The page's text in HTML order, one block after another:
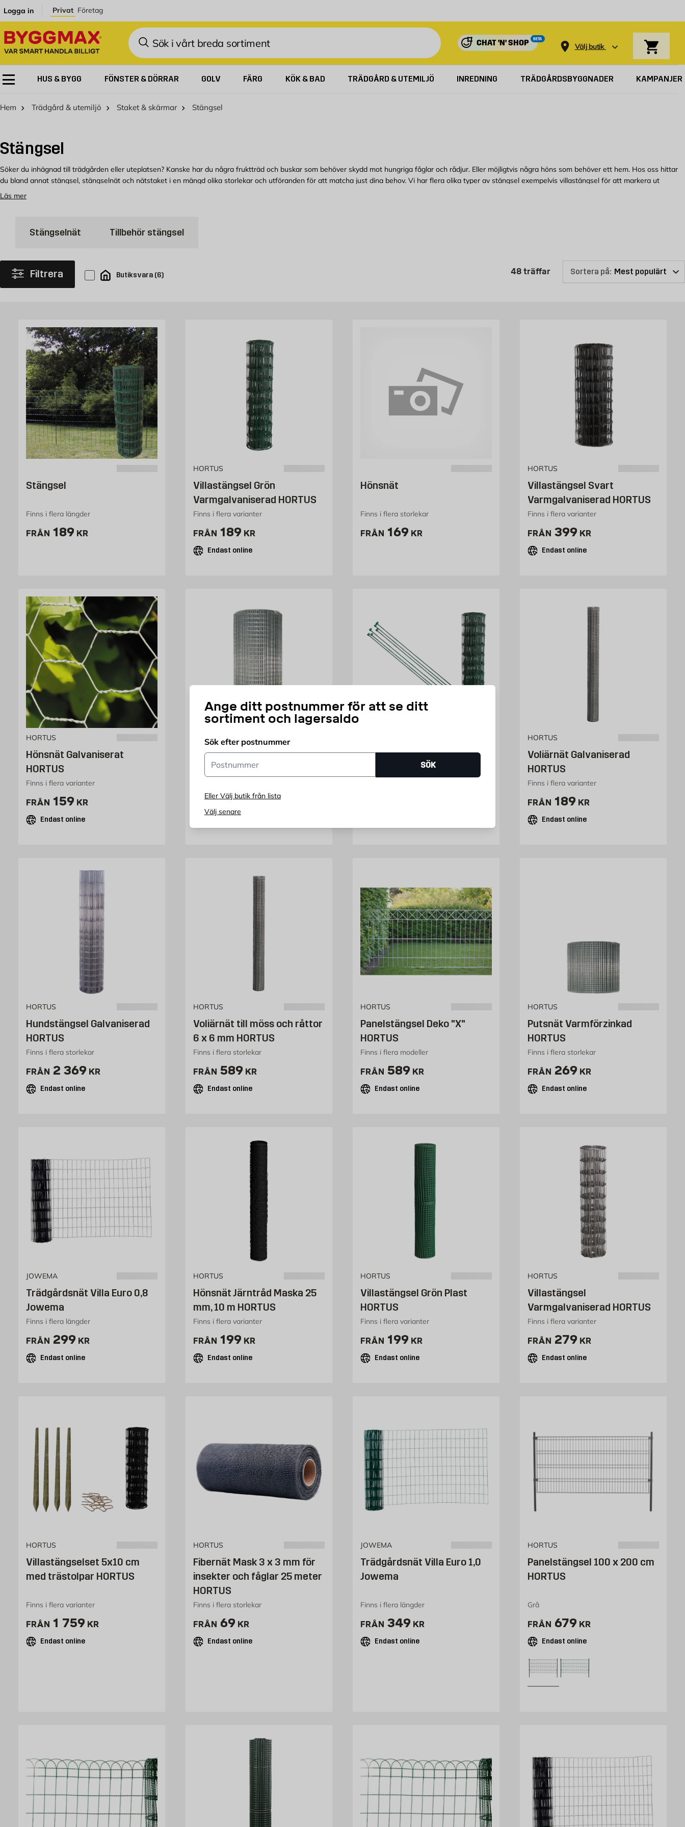
Logga in Privat Företag
Sök
CHAT 'N' SHOP
BETA
Välj butik
Ange ditt postnummer för att se ditt
sortiment och lagersaldo
Sök efter postnummer
Postnummer
SÖK
Eller Välj butik från lista
Välj senare
HUS & BYGG FÖNSTER & DÖRRAR GOLV FÄRG KÖK & BAD TRÄDGÅRD & UTEMILJÖ INREDNING TRÄDGÅRDSBYGGNADER KAMPANJER
Hem Trädgård & utemiljö Staket & skärmar Stängsel
Stängsel
Söker du inhägnad till trädgården eller uteplatsen? Kanske har du några fruktträd och buskar som behöver skydd mot hungriga fåglar och rådjur. Eller möjligtvis några höns som behöver ett hem. Hos oss hittar
du bland annat stängsel, stängselnät och nätstaket i en mängd olika storlekar och utföranden för att matcha just dina behov. Vi har flera olika typer av stängsel exempelvis villastängsel för att markera ut
tomtgränsen, hundstängsel om du är ute efter att bygga en hundgård, viltstängsel för att hålla de vilda djuren borta från vägen samt klassiskt stängsel på rulle. Självklart har vi även stängsel i olika färger så att
Hur bygger man ett stängsel?
Köp stängselnät hos Byggmax
Läs mer
Stängselnät Tillbehör stängsel
Filtrera Butiksvara (6) 48 träffarProduktlistan är uppdaterad:
Sortera på:
Stängsel
Finns i flera längder
FRÅN Pris 189 kr
189 KR
HORTUS
Villastängsel Grön
Varmgalvaniserad HORTUS
Finns i flera varianter
FRÅN Pris 189 kr
189 KR
Endast online
Hönsnät
Finns i flera storlekar
FRÅN Pris 169 kr
169 KR
HORTUS
Villastängsel Svart
Varmgalvaniserad HORTUS
Finns i flera varianter
FRÅN Pris 399 kr
399 KR
Endast online
HORTUS
Hönsnät Galvaniserat
HORTUS
Finns i flera varianter
FRÅN Pris 159 kr
159 KR
Endast online
Stängsel
FRÅN Pris 239 kr
239KR
Villastängselset 10x10 cm
med tentorstolpar HORTUS
HORTUS
Voliärnät Galvaniserad
HORTUS
Finns i flera varianter
FRÅN Pris 189 kr
189 KR
Endast online
HORTUS
Hundstängsel Galvaniserad
HORTUS
Finns i flera storlekar
FRÅN Pris 2369 kr
2 369 KR
Endast online
HORTUS
Voliärnät till möss och råttor
6 x 6 mm HORTUS
Finns i flera storlekar
FRÅN Pris 589 kr
589 KR
Endast online
HORTUS
Panelstängsel Deko "X"
HORTUS
Finns i flera modeller
FRÅN Pris 589 kr
589 KR
Endast online
HORTUS
Putsnät Varmförzinkad
HORTUS
Finns i flera storlekar
FRÅN Pris 269 kr
269 KR
Endast online
JOWEMA
Trädgårdsnät Villa Euro 0,8
Jowema
Finns i flera längder
FRÅN Pris 299 kr
299 KR
Endast online
HORTUS
Hönsnät Järntråd Maska 25
mm, 10 m HORTUS
Finns i flera varianter
FRÅN Pris 199 kr
199 KR
Endast online
HORTUS
Villastängsel Grön Plast
HORTUS
Finns i flera varianter
FRÅN Pris 199 kr
199 KR
Endast online
HORTUS
Villastängsel
Varmgalvaniserad HORTUS
Finns i flera varianter
FRÅN Pris 279 kr
279 KR
Endast online
HORTUS
Villastängselset 5x10 cm
med trästolpar HORTUS
Finns i flera varianter
FRÅN Pris 1759 kr
1 759 KR
Endast online
HORTUS
Fibernät Mask 3 x 3 mm för
insekter och fåglar 25 meter
HORTUS
Finns i flera storlekar
FRÅN Pris 69 kr
69 KR
Endast online
JOWEMA
Trädgårdsnät Villa Euro 1,0
Jowema
Finns i flera längder
FRÅN Pris 349 kr
349 KR
Endast online
HORTUS
Panelstängsel 100 x 200 cm
HORTUS
Grå
FRÅN Pris 679 kr
679 KR
Endast online